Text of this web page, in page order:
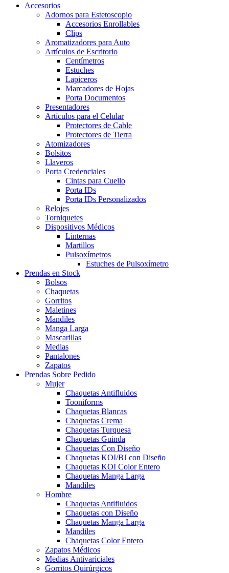
Accesorios
Adornos para Estetoscopio
Accesorios Enrollables
Clips
Aromatizadores para Auto
Artículos de Escritorio
Centímetros
Estuches
Lapiceros
Marcadores de Hojas
Porta Documentos
Presentadores
Artículos para el Celular
Protectores de Cable
Protectores de Tierra
Atomizadores
Bolsitos
Llaveros
Porta Credenciales
Cintas para Cuello
Porta IDs
Porta IDs Personalizados
Relojes
Torniquetes
Dispositivos Médicos
Linternas
Martillos
Pulsoxímetros
Estuches de Pulsoxímetro
Prendas en Stock
Bolsos
Chaquetas
Gorritos
Maletines
Mandiles
Manga Larga
Mascarillas
Medias
Pantalones
Zapatos
Prendas Sobre Pedido
Mujer
Chaquetas Antifluidos
Tooniforms
Chaquetas Blancas
Chaquetas Crema
Chaquetas Turquesa
Chaquetas Guinda
Chaquetas Con Diseño
Chaquetas KOI/BJ con Diseño
Chaquetas KOI Color Entero
Chaquetas Manga Larga
Mandiles
Hombre
Chaquetas Antifluidos
Chaquetas con Diseño
Chaquetas Manga Larga
Mandiles
Chaquetas Color Entero
Zapatos Médicos
Medias Antivariciales
Gorritos Quirúrgicos